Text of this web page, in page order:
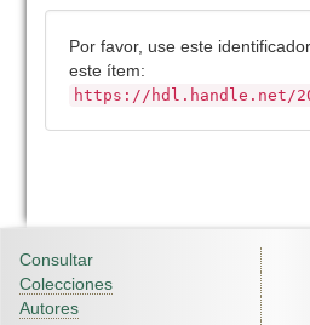
Por favor, use este
este ítem:
https://hdl.handle.net/
Consultar
Colecciones
Autores